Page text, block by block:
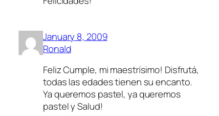
January 8, 2009
Ronald
Feliz Cumple, mi maestrísimo! Disfrutá,
todas las edades tienen su encanto.
Ya queremos pastel, ya queremos
pastel y Salud!